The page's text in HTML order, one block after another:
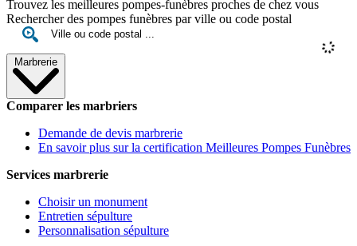
Trouvez les meilleures pompes-funèbres proches de chez vous
Rechercher des pompes funèbres par ville ou code postal
Marbrerie
Comparer les marbriers
Demande de devis marbrerie
En savoir plus sur la certification Meilleures Pompes Funèbres
Services marbrerie
Choisir un monument
Entretien sépulture
Personnalisation sépulture